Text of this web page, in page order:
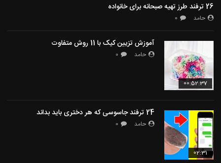
26 ترفند طرز تهیه صبحانه برای خانواده
حامد 0
00:52:37
آموزش تزیین کیک با 11 روش متفاوت
حامد 0
02:31
24 ترفند جاسوسی که هر دختری باید بداند
حامد 0